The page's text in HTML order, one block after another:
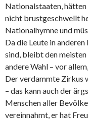
Nationalstaaten,
nicht brustgeschwellt
Nationalhymne und
Da die Leute in
sind, bleibt den
andere Wahl – vor
Der verdammte Zirkus
– das kann auch der
Menschen aller
vereinnahmt, er hat